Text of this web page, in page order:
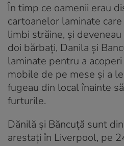
În timp ce oamenii erau
cartoanelor laminate
limbi străine, și
doi bărbați, Danila și
laminate pentru a
mobile de pe mese și a
fugeau din local înainte
furturile.
Dănilă și Băncuță sunt
arestați în Liverpool, pe